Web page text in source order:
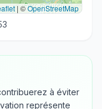
| ©OpenStreetMap
à éviter
représente